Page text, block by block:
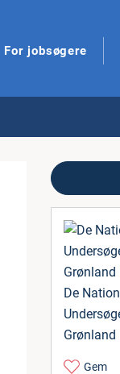
For jobsøgere
De
Grønland
Gem